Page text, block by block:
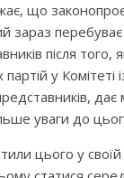
що
зараз перебуває
після того,
у Комітеті
дає
уваги до
цього у